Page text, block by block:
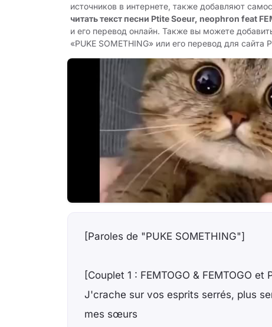
источников в интернете, также добавляют
читать текст песни Ptite Soeur, neophron feat
и его перевод онлайн. Также вы можете
«PUKE SOMETHING» или его перевод для сайта
[Paroles de "PUKE SOMETHING"]
[Couplet 1 : FEMTOGO & FEMTOGO et
J'crache sur vos esprits serrés, plus
mes sœurs